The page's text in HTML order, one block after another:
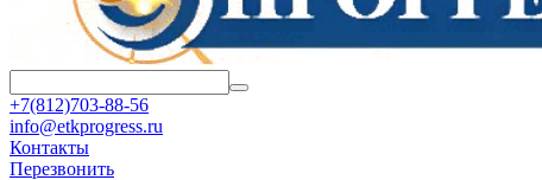
+7(812)703-88-56
info@etkprogress.ru
Контакты
Перезвонить